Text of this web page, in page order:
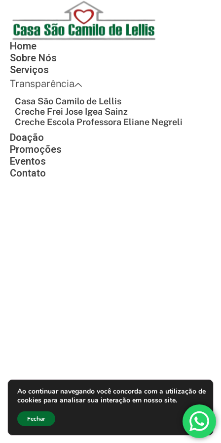
Home
Sobre Nós
Serviços
Transparência
Casa São Camilo de Lellis
Creche Frei Jose Igea Sainz
Creche Escola Professora Eliane Negreli
Doação
Promoções
Eventos
Contato
Ao continuar navegando você concorda com a utilização de
cookies para analisar sua interação em nosso site.
Fechar